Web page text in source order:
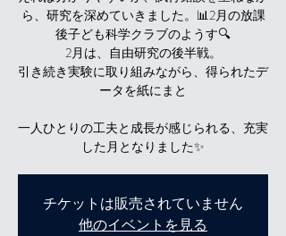
ら、研究を深めていきました。📊2月の放課
後子ども科学クラブのようす🔍
2月は、自由研究の後半戦。
引き続き実験に取り組みながら、得られたデ
ータを紙にまと
一人ひとりの工夫と成長が感じられる、充実
した月となりました✨
チケットは販売されていません
他のイベントを見る